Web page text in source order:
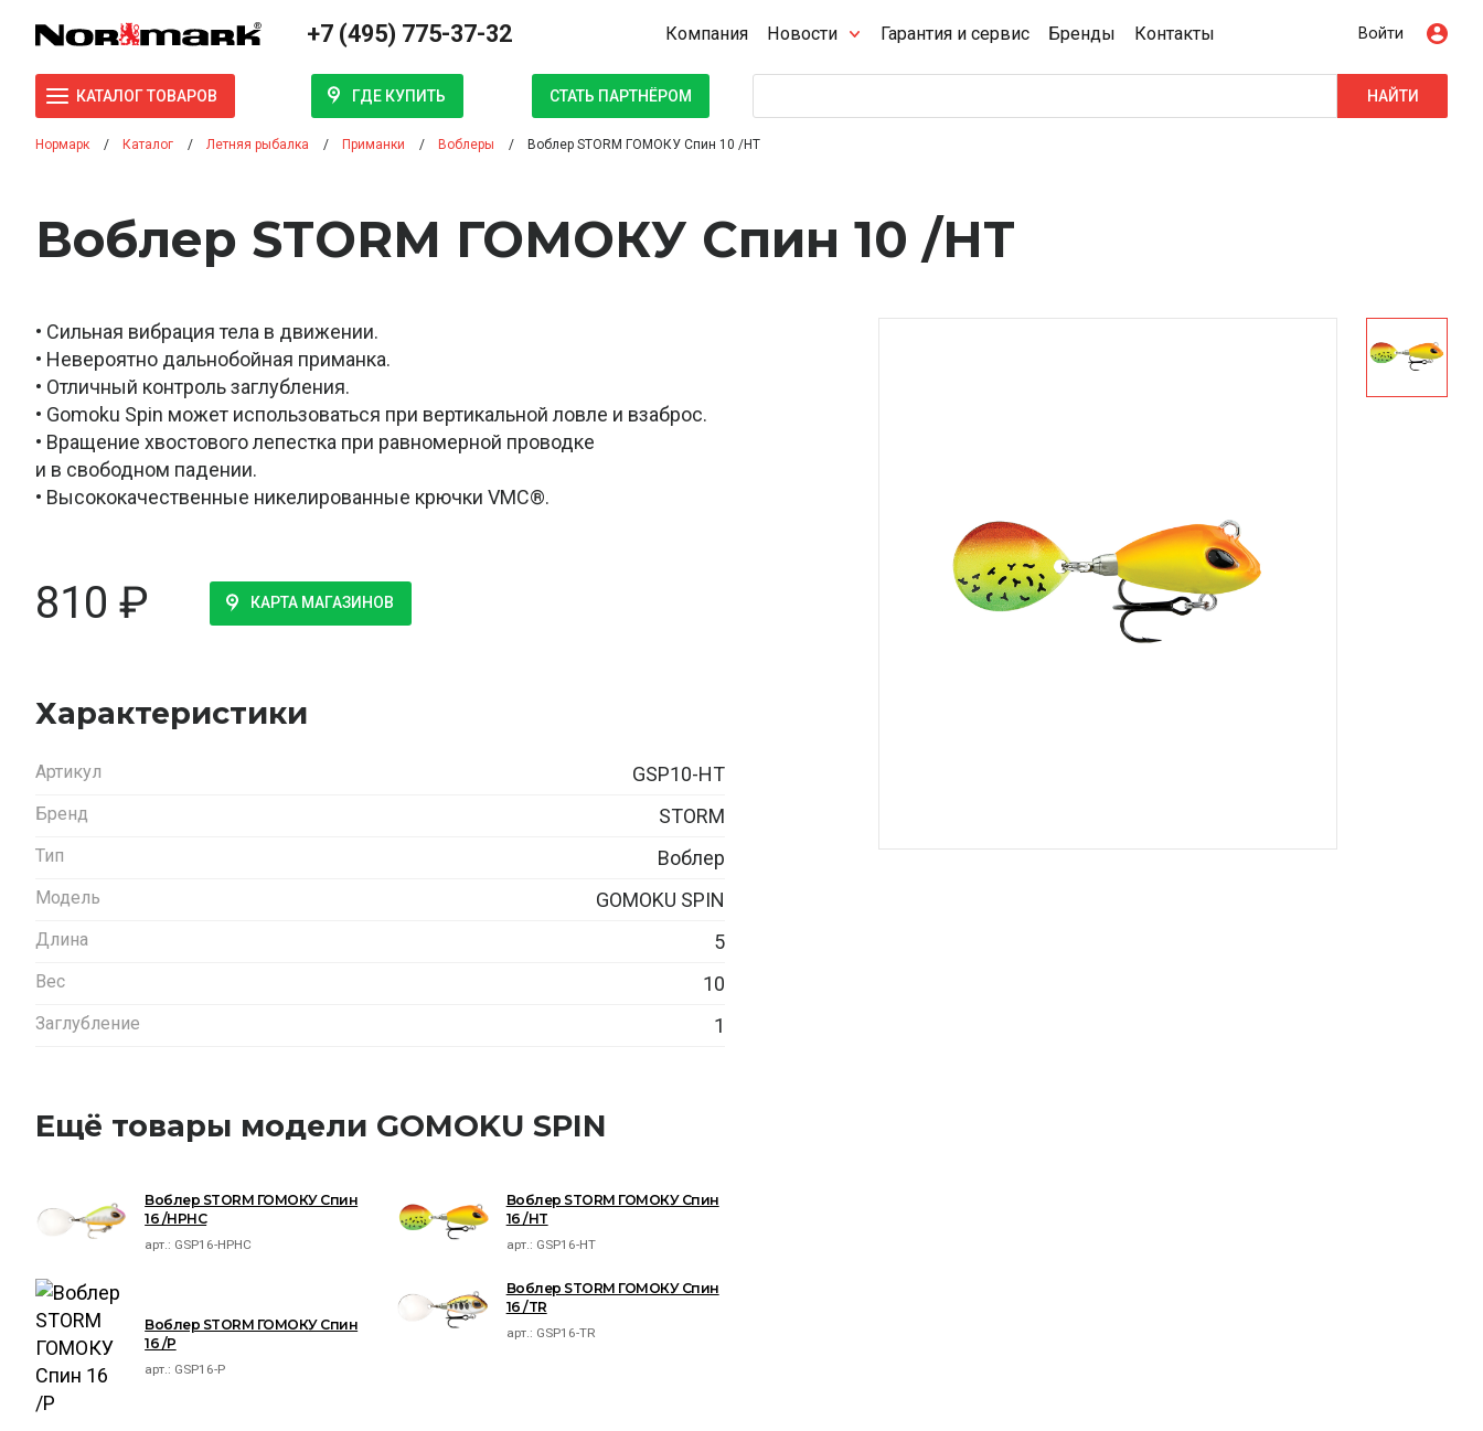
+7 (495) 775-37-32 Компания Новости Гарантия и сервис Бренды Контакты Войти
КАТАЛОГ ТОВАРОВ ГДЕ КУПИТЬ СТАТЬ ПАРТНЁРОМ НАЙТИ
Нормарк Каталог Летняя рыбалка Приманки Воблеры Воблер STORM ГОМОКУ Спин 10 /HT
Воблер STORM ГОМОКУ Спин 10 /HT
• Сильная вибрация тела в движении.
• Невероятно дальнобойная приманка.
• Отличный контроль заглубления.
• Gomoku Spin может использоваться при вертикальной ловле и взаброс.
• Вращение хвостового лепестка при равномерной проводке
и в свободном падении.
• Высококачественные никелированные крючки VMC®.
810 ₽ КАРТА МАГАЗИНОВ
Характеристики
Артикул GSP10-HT
Бренд STORM
Тип Воблер
Модель GOMOKU SPIN
Длина 5
Вес 10
Заглубление 1
Ещё товары модели GOMOKU SPIN
Воблер STORM ГОМОКУ Спин
16 /HPHC
арт.: GSP16-HPHC
Воблер STORM ГОМОКУ Спин
16 /HT
арт.: GSP16-HT
Воблер STORM ГОМОКУ Спин
16 /P
арт.: GSP16-P
Воблер STORM ГОМОКУ Спин
16 /TR
арт.: GSP16-TR